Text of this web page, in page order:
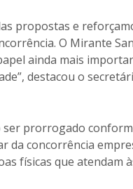
propostas e
O Mirante
ainda mais
destacou o
ser prorrogado
da concorrência
físicas que atendam